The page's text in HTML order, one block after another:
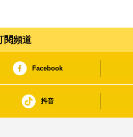
閱頻道
Facebook
抖音